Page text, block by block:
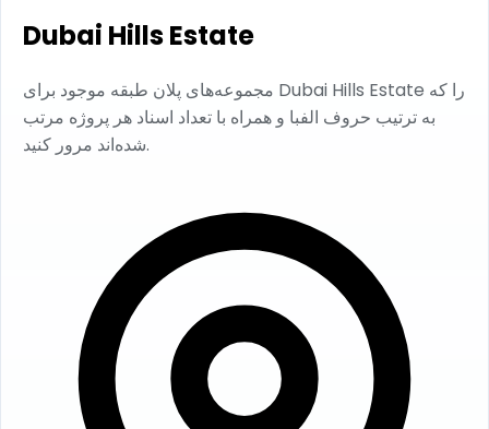
Dubai Hills Estate
مجموعه‌های پلان طبقه موجود برای Dubai Hills Estate را که
به ترتیب حروف الفبا و همراه با تعداد اسناد هر پروژه مرتب
شده‌اند مرور کنید.